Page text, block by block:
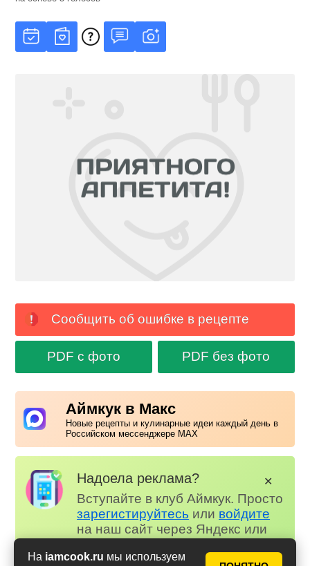
На iamcook.ru мы используем
Сообщить об ошибке в рецепте
PDF с фото PDF без фото
Аймкук в Макс
Новые рецепты и кулинарные идеи каждый день в
Российском мессенджере MAX
Надоела реклама?
Вступайте в клуб Аймкук. Просто
зарегистируйтесь или войдите
на наш сайт через Яндекс или
Для всех, кто в клубе...
✕